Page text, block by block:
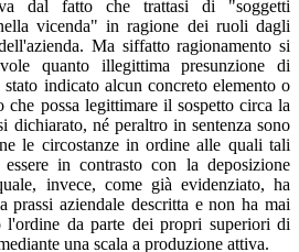
dal fatto che trattasi di "soggetti
vicenda" in ragione dei ruoli dagli
Ma siffatto ragionamento si
quanto illegittima presunzione di
indicato alcun concreto elemento o
che possa legittimare il sospetto circa la
dichiarato, né peraltro in sentenza sono
le circostanze in ordine alle quali tali
essere in contrasto con la deposizione
invece, come già evidenziato, ha
prassi aziendale descritta e non ha mai
l'ordine da parte dei propri superiori di
una scala a produzione attiva.